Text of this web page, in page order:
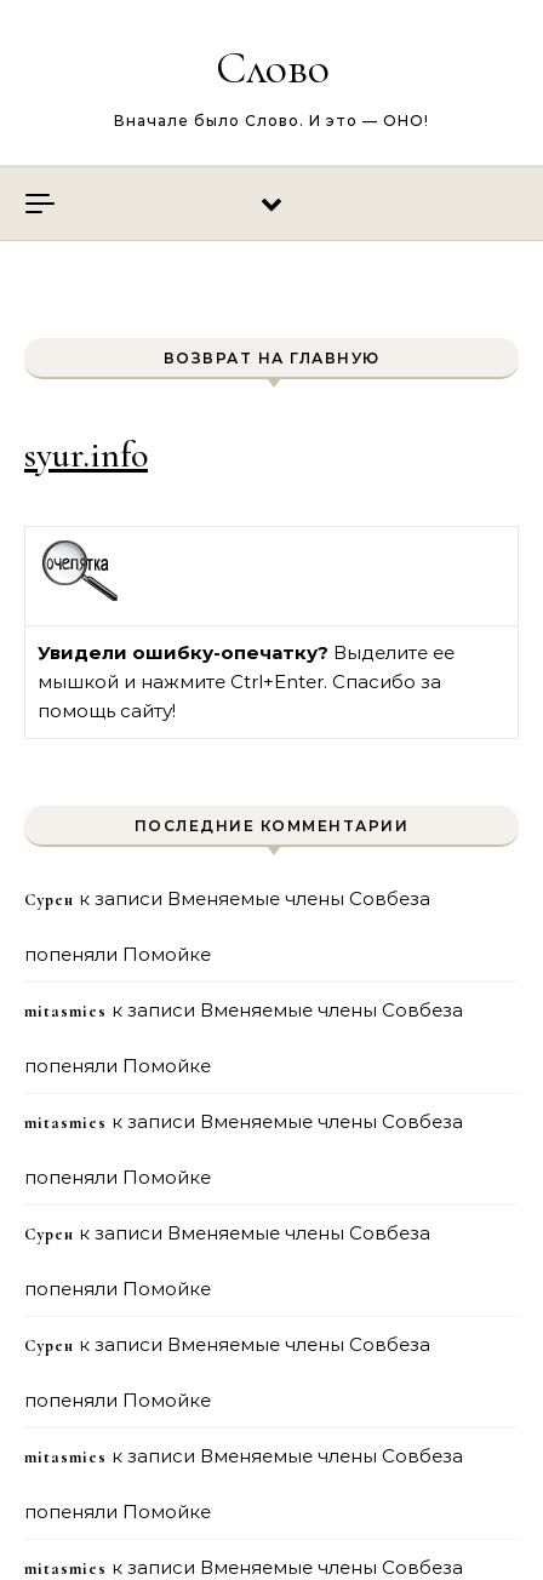
Слово
Вначале было Слово. И это — ОНО!
ВОЗВРАТ НА ГЛАВНУЮ
syur.info
Увидели ошибку-опечатку? Выделите ее
мышкой и нажмите Ctrl+Enter. Спасибо за
помощь сайту!
ПОСЛЕДНИЕ КОММЕНТАРИИ
Сурен к записи Вменяемые члены Совбеза
попеняли Помойке
mitasmies к записи Вменяемые члены Совбеза
попеняли Помойке
mitasmies к записи Вменяемые члены Совбеза
попеняли Помойке
Сурен к записи Вменяемые члены Совбеза
попеняли Помойке
Сурен к записи Вменяемые члены Совбеза
попеняли Помойке
mitasmies к записи Вменяемые члены Совбеза
попеняли Помойке
mitasmies к записи Вменяемые члены Совбеза